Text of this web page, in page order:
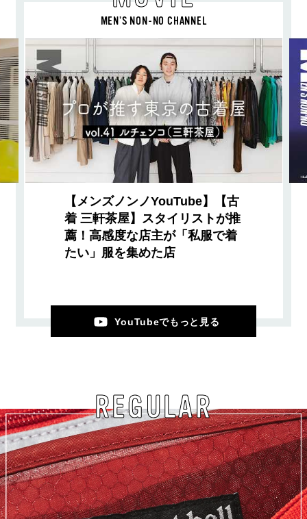
MEN’S NON-NO CHANNEL
【メンズノンノYouTube】【古
着 三軒茶屋】スタイリストが推
薦！高感度な店主が「私服で着
たい」服を集めた店
YouTubeでもっと見る
REGULAR